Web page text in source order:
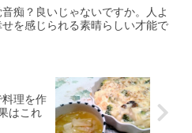
痴？良いじゃないですか。人よ
せを感じられる素晴らしい才能で
理を作
はこれ